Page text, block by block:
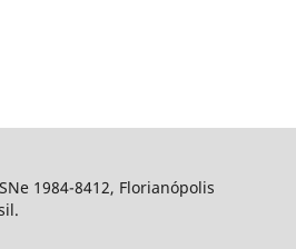
1984-8412, Florianópolis